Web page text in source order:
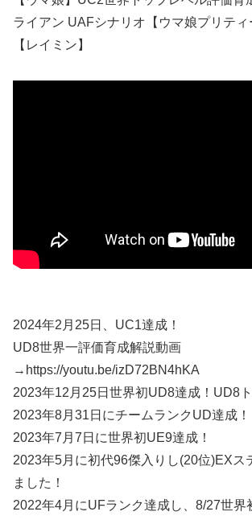
ライアン UAFシナリオ【ウマ娘プリティ
【レイミン】
2024年2月25日、UC1達成！
UD8世界一評価育成解説動画
→https://youtu.be/izD72BN4hKA
2023年12月25日世界初UD8達成！UD8
2023年8月31日にチームランクUD達成！
2023年7月7日に世界初UE9達成！
2023年5月に初代96傑入りし(20位)EXス
ました！
2022年4月にUFランク達成し、8/27世界